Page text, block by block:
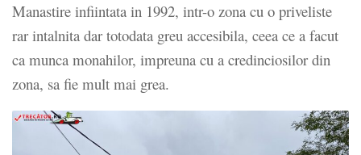
Manastire infiintata in 1992, intr-o zona cu o priveliste
rar intalnita dar totodata greu accesibila, ceea ce a facut
ca munca monahilor, impreuna cu a credinciosilor din
zona, sa fie mult mai grea.